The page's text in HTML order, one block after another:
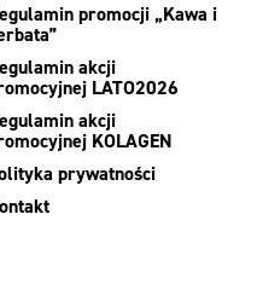
promocji „Kawa i
akcji
LATO2026
akcji
KOLAGEN
prywatności